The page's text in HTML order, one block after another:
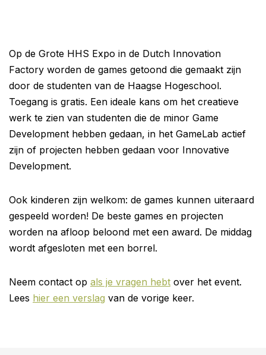
Op de Grote HHS Expo in de Dutch Innovation
Factory worden de games getoond die gemaakt zijn
door de studenten van de Haagse Hogeschool.
Toegang is gratis. Een ideale kans om het creatieve
werk te zien van studenten die de minor Game
Development hebben gedaan, in het GameLab actief
zijn of projecten hebben gedaan voor Innovative
Development.
Ook kinderen zijn welkom: de games kunnen uiteraard
gespeeld worden! De beste games en projecten
worden na afloop beloond met een award. De middag
wordt afgesloten met een borrel.
Neem contact op als je vragen hebt over het event.
Lees hier een verslag van de vorige keer.